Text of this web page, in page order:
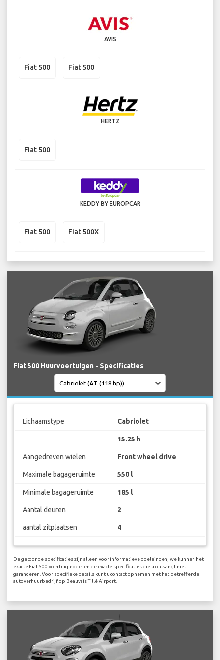
AVIS
Fiat 500 Fiat 500
HERTZ
Fiat 500
KEDDY BY EUROPCAR
Fiat 500 Fiat 500X
Fiat 500 Huurvoertuigen - Specificaties
Lichaamstype Cabriolet
15.25 h
Aangedreven wielen Front wheel drive
Maximale bagageruimte 550 l
Minimale bagageruimte 185 l
Aantal deuren 2
aantal zitplaatsen 4
De getoonde specificaties zijn alleen voor informatieve doeleinden, we kunnen het
exacte Fiat 500 voertuigmodel en de exacte specificaties die u ontvangt niet
garanderen. Voor specifieke details kunt u contact opnemen met het betreffende
autoverhuurbedrijf op Beauvais Tillé Airport.